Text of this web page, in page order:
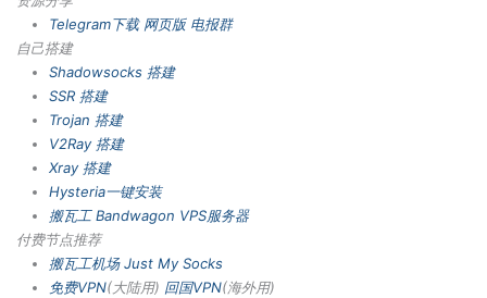
Telegram下载 网页版 电报群
自己搭建
Shadowsocks 搭建
SSR 搭建
Trojan 搭建
V2Ray 搭建
Xray 搭建
Hysteria一键安装
搬瓦工 Bandwagon VPS服务器
付费节点推荐
搬瓦工机场 Just My Socks
免费VPN(大陆用) 回国VPN(海外用)